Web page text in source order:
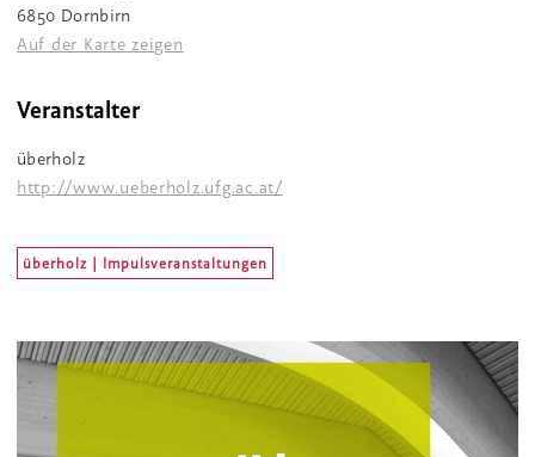
6850 Dornbirn
Auf der Karte zeigen
Veranstalter
überholz
http://www.ueberholz.ufg.ac.at/
überholz | Impulsveranstaltungen